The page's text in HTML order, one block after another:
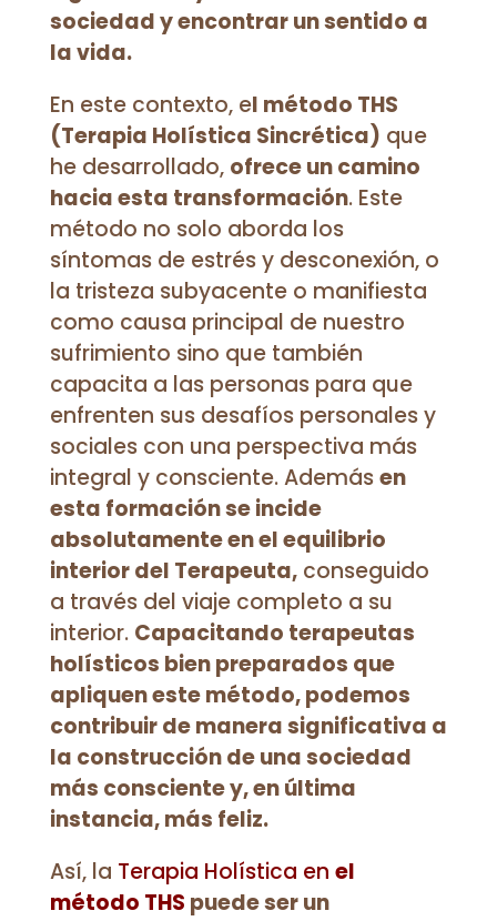
sociedad y encontrar un sentido a
la vida.
En este contexto, el método THS
(Terapia Holística Sincrética) que
he desarrollado, ofrece un camino
hacia esta transformación. Este
método no solo aborda los
síntomas de estrés y desconexión, o
la tristeza subyacente o manifiesta
como causa principal de nuestro
sufrimiento sino que también
capacita a las personas para que
enfrenten sus desafíos personales y
sociales con una perspectiva más
integral y consciente. Ademásen
esta formación se incide
absolutamente en el equilibrio
interior del Terapeuta,conseguido
a través del viaje completo a su
interior. Capacitando terapeutas
holísticos bien preparados que
apliquen este método, podemos
contribuir de manera significativa a
la construcción de una sociedad
más consciente y, en última
instancia, más feliz.
Así, la Terapia Holística en el
método THS puede ser un